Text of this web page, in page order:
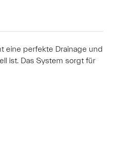
eine perfekte Drainage und
ist. Das System sorgt für